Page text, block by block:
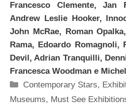
Francesco Clemente, Jan
Andrew Leslie Hooker,
John McRae, Roman
Rama, Edoardo Romagnoli,
Devil, Adrian Tranquilli,
Francesca Woodman e
Categorie
Contemporary Stars,
Museums, Must See